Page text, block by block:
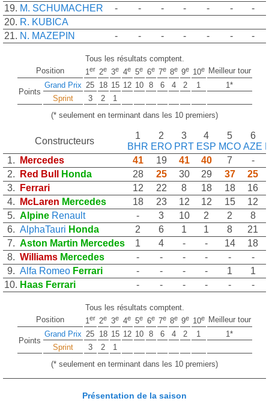
19. M. SCHUMACHER - - - - - -
-
20. R. KUBICA
21. N. MAZEPIN - - - - - - -
Tous les résultats comptent.
Position
1er 2e 3e 4e 5e 6e 7e 8e 9e 10e Meilleur tour
Points
Grand Prix 25 18 15 12 10 8 6 4 2 1
1*
Sprint
3 2
1
(* seulement en terminant dans les 10 premiers)
Constructeurs
1
BHR
2
ERO
3
PRT
4
ESP
5
MCO
6
AZE
1.
Mercedes 41 19 41 40 7
-
2.
Red Bull Honda 28 25 30 29 37
25
3.
Ferrari 12 22 8 18 18
16
4.
McLaren Mercedes 18 23 12 12 15
12
5. Alpine Renault - 3 10 2 2
8
6. AlphaTauri Honda 2 6 1 1 8
21
7. Aston Martin Mercedes 1 4 - - 14
18
8. Williams Mercedes - - - - -
-
9. Alfa Romeo Ferrari - - - - 1
1
10. Haas Ferrari - - - - - -
Tous les résultats comptent.
Position
1er 2e 3e 4e 5e 6e 7e 8e 9e 10e Meilleur tour
Points
Grand Prix 25 18 15 12 10 8 6 4 2 1
1*
Sprint
3 2
1
(* seulement en terminant dans les 10 premiers)
Présentation de la saison